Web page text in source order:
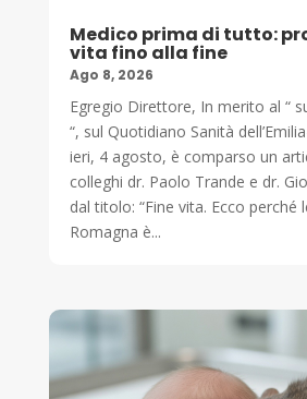
Medico prima di tutto:
vita fino alla fine
Ago 8, 2026
Egregio Direttore, In merito al “
“, sul Quotidiano Sanità
ieri, 4 agosto, è comparso un
colleghi dr. Paolo Trande e dr.
dal titolo: “Fine vita. Ecco perché
Romagna è...